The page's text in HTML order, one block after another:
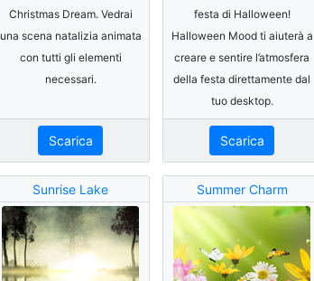
Christmas Dream. Vedrai
una scena natalizia animata
con tutti gli elementi
necessari.
Scarica
festa di Halloween!
Halloween Mood ti aiuterà a
creare e sentire l’atmosfera
della festa direttamente dal
tuo desktop.
Scarica
Sunrise Lake Summer Charm